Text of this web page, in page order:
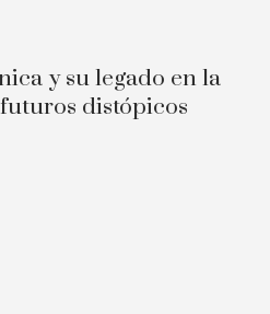
y su legado en la
distópicos